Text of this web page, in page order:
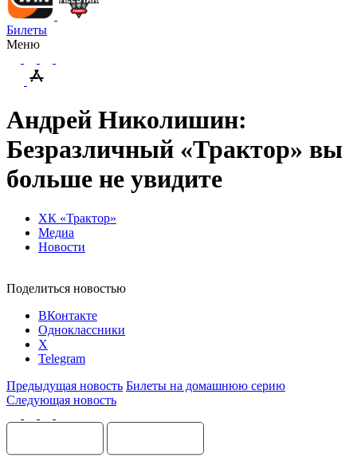
Билеты
Меню
Андрей Николишин:
Безразличный «Трактор» вы
больше не увидите
ХК «Трактор»
Медиа
Новости
Поделиться новостью
ВКонтакте
Одноклассники
X
Telegram
Предыдущая новость Билеты на домашнюю серию
Следующая новость